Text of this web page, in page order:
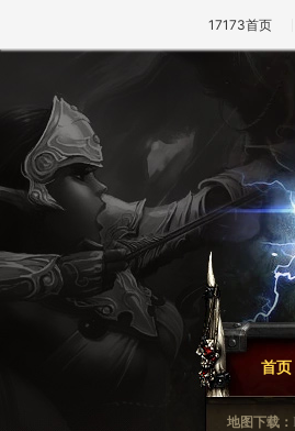
17173首页
首页
地图下载：